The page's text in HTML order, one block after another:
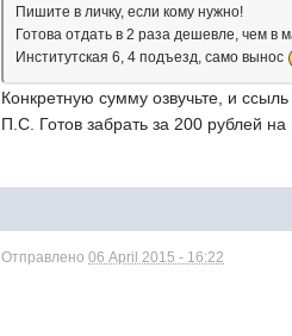
Пишите в личку, если кому нужно!
Готова отдать в 2 раза дешевле, чем в
Институтская 6, 4 подъезд, само вынос
Конкретную сумму озвучьте, и
П.С. Готов забрать за 200 рублей
Отправлено06 April 2015 - 16:22